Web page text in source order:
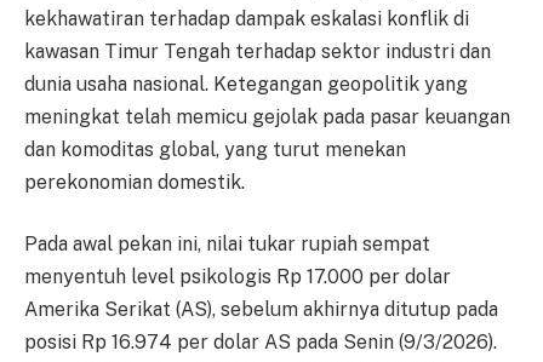
kekhawatiran terhadap dampak eskalasi konflik di
kawasan Timur Tengah terhadap sektor industri dan
dunia usaha nasional. Ketegangan geopolitik yang
meningkat telah memicu gejolak pada pasar keuangan
dan komoditas global, yang turut menekan
perekonomian domestik.
Pada awal pekan ini, nilai tukar rupiah sempat
menyentuh level psikologis Rp 17.000 per dolar
Amerika Serikat (AS), sebelum akhirnya ditutup pada
posisi Rp 16.974 per dolar AS pada Senin (9/3/2026).